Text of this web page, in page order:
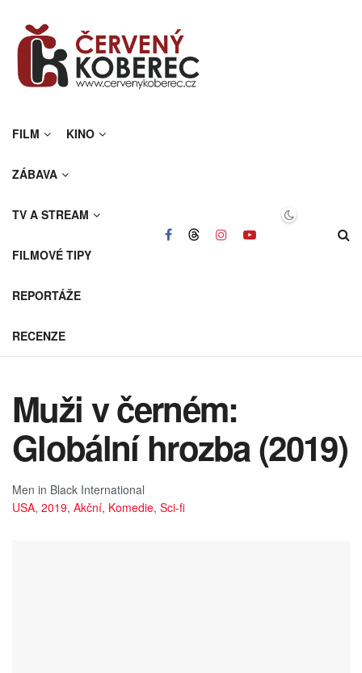
FILM KINO
ZÁBAVA
TV A STREAM
FILMOVÉ TIPY
REPORTÁŽE
RECENZE
Muži v černém:
Globální hrozba (2019)
Men in Black International
USA, 2019, Akční, Komedie, Sci-fi